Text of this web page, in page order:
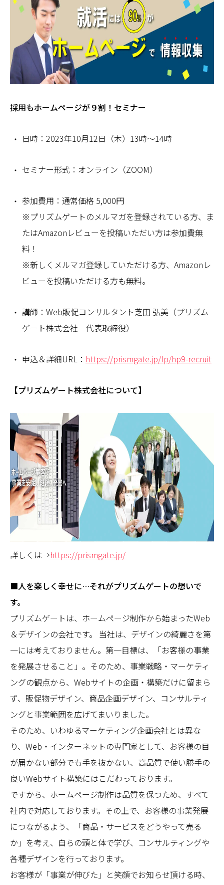
採用もホームページが９割！セミナー
日時：2023年10月12日（木）13時～14時
セミナー形式：オンライン（ZOOM）
参加費用：通常価格 5,000円
※プリズムゲートのメルマガを登録されている方、ま
たはAmazonレビューを投稿いただい方は参加費無
料！
※新しくメルマガ登録していただける方、Amazonレ
ビューを投稿いただける方も無料。
講師：Web販促コンサルタント芝田 弘美（プリズム
ゲート株式会社 代表取締役）
申込＆詳細URL： https://prismgate.jp/lp/hp9-recruit
【プリズムゲート株式会社について】
詳しくは→https://prismgate.jp/
■人を楽しく幸せに…それがプリズムゲートの想いで
す。
プリズムゲートは、ホームページ制作から始まったWeb
＆デザインの会社です。 当社は、デザインの綺麗さを第
一には考えておりません。第一目標は、「お客様の事業
を発展させること」。そのため、事業戦略・マーケティ
ングの観点から、Webサイトの企画・構築だけに留まら
ず、販促物デザイン、商品企画デザイン、コンサルティ
ングと事業範囲を広げてまいりました。
そのため、いわゆるマーケティング企画会社とは異な
り、Web・インターネットの専門家として、お客様の目
が届かない部分でも手を抜かない、高品質で使い勝手の
良いWebサイト構築にはこだわっております。
ですから、ホームページ制作は品質を保つため、すべて
社内で対応しております。その上で、お客様の事業発展
につながるよう、「商品・サービスをどうやって売る
か」を考え、自らの頭と体で学び、コンサルティングや
各種デザインを行っております。
お客様が「事業が伸びた」と笑顔でお知らせ頂ける時、